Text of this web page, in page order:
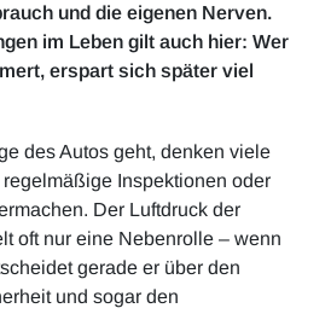
und die eigenen Nerven.
im Leben gilt auch hier: Wer
erspart sich später viel
des Autos geht, denken viele
Inspektionen oder
Der Luftdruck der
oft nur eine Nebenrolle – wenn
gerade er über den
und sogar den